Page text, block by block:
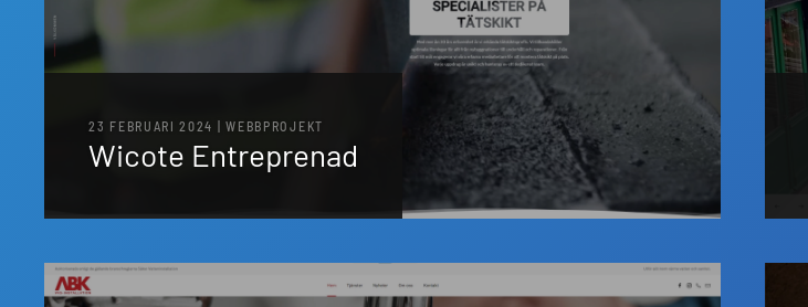
23 FEBRUARI 2024 | WEBBPROJEKT
Wicote Entreprenad